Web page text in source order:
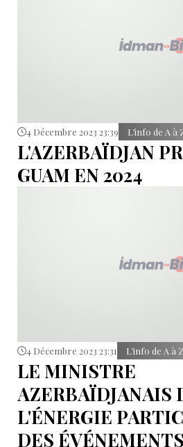
4 Décembre 2023 23:39 L’info de A à
L'AZERBAÏDJAN
GUAM EN 2024
4 Décembre 2023 23:31 L’info de A à
LE MINISTRE
AZERBAÏDJANAIS
L'ÉNERGIE
DES